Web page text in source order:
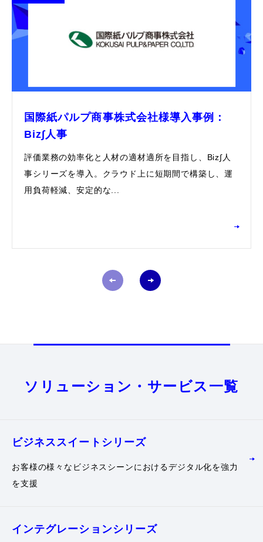
国際紙パルプ商事株式会社様導入事例：
Biz∫人事
評価業務の効率化と人材の適材適所を目指し、Biz∫人
事シリーズを導入。クラウド上に短期間で構築し、運
⽤負荷軽減、安定的な...
ソリューション・サービス一覧
ビジネススイート シリーズ
お客様の様々なビジネスシーンにおけるデジタル化を強力
を支援
インテグレーションシリーズ